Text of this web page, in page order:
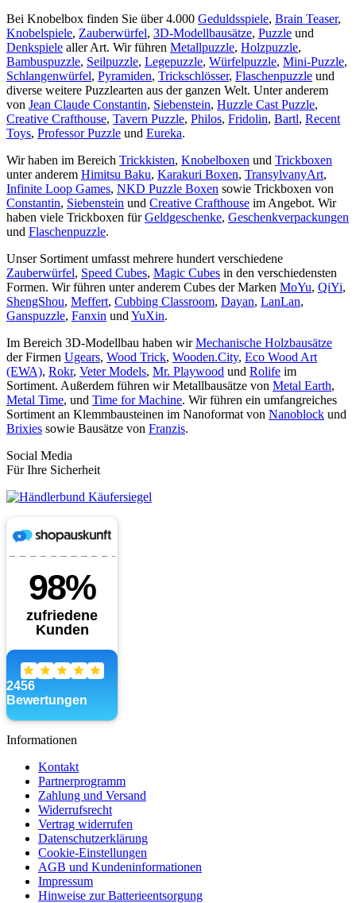
Bei Knobelbox finden Sie über 4.000 Geduldsspiele, Brain Teaser,
Knobelspiele, Zauberwürfel, 3D-Modellbausätze, Puzzle und
Denkspiele aller Art. Wir führen Metallpuzzle, Holzpuzzle,
Bambuspuzzle, Seilpuzzle, Legepuzzle, Würfelpuzzle, Mini-Puzzle,
Schlangenwürfel, Pyramiden, Trickschlösser, Flaschenpuzzle und
diverse weitere Puzzlearten aus der ganzen Welt. Unter anderem
von Jean Claude Constantin, Siebenstein, Huzzle Cast Puzzle,
Creative Crafthouse, Tavern Puzzle, Philos, Fridolin, Bartl, Recent
Toys, Professor Puzzle und Eureka.
Wir haben im Bereich Trickkisten, Knobelboxen und Trickboxen
unter anderem Himitsu Baku, Karakuri Boxen, TransylvanyArt,
Infinite Loop Games, NKD Puzzle Boxen sowie Trickboxen von
Constantin, Siebenstein und Creative Crafthouse im Angebot. Wir
haben viele Trickboxen fürGeldgeschenke, Geschenkverpackungen
und Flaschenpuzzle.
Unser Sortiment umfasst mehrere hundert verschiedene
Zauberwürfel, Speed Cubes, Magic Cubes in den verschiedensten
Formen. Wir führen unter anderem Cubes der Marken MoYu, QiYi,
ShengShou, Meffert, Cubbing Classroom, Dayan, LanLan,
Ganspuzzle, Fanxin und YuXin.
Im Bereich 3D-Modellbau haben wirMechanische Holzbausätze
der Firmen Ugears, Wood Trick, Wooden.City, Eco Wood Art
(EWA), Rokr, Veter Models, Mr. Playwood und Rolife im
Sortiment. Außerdem führen wir Metallbausätze von Metal Earth,
Metal Time, und Time for Machine. Wir führen ein umfangreiches
Sortiment an Klemmbausteinen im Nanoformat von Nanoblock und
Brixies sowie Bausätze von Franzis.
Social Media
Für Ihre Sicherheit
Informationen
Kontakt
Partnerprogramm
Zahlung und Versand
Widerrufsrecht
Vertrag widerrufen
Datenschutzerklärung
Cookie-Einstellungen
AGB und Kundeninformationen
Impressum
Hinweise zur Batterieentsorgung